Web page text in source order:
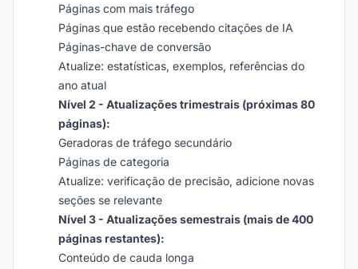
Páginas com mais tráfego
Páginas que estão recebendo citações de IA
Páginas-chave de conversão
Atualize: estatísticas, exemplos, referências do
ano atual
Nível 2 - Atualizações trimestrais (próximas 80
páginas):
Geradoras de tráfego secundário
Páginas de categoria
Atualize: verificação de precisão, adicione novas
seções se relevante
Nível 3 - Atualizações semestrais (mais de 400
páginas restantes):
Conteúdo de cauda longa